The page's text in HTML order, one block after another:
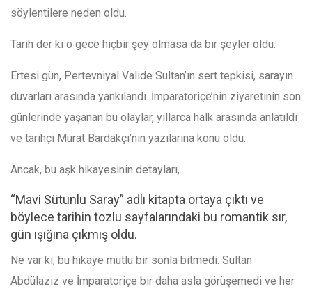
söylentilere neden oldu.
Tarih der ki o gece hiçbir şey olmasa da bir şeyler oldu.
Ertesi gün, Pertevniyal Valide Sultan’ın sert tepkisi, sarayın
duvarları arasında yankılandı. İmparatoriçe’nin ziyaretinin son
günlerinde yaşanan bu olaylar, yıllarca halk arasında anlatıldı
ve tarihçi Murat Bardakçı’nın yazılarına konu oldu.
Ancak, bu aşk hikayesinin detayları,
“Mavi Sütunlu Saray” adlı kitapta ortaya çıktı ve
böylece tarihin tozlu sayfalarındaki bu romantik sır,
gün ışığına çıkmış oldu.
Ne var ki, bu hikaye mutlu bir sonla bitmedi. Sultan
Abdülaziz ve İmparatoriçe bir daha asla görüşemedi ve her